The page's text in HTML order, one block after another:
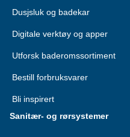
Dusjsluk og badekar
Digitale verktøy og apper
Utforsk baderomssortiment
Bestill forbruksvarer
Bli inspirert
Sanitær- og rørsystemer